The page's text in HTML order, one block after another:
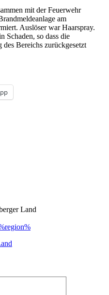
mit der Feuerwehr
am
Auslöser war Haarspray.
Schaden, so dass die
Bereichs zurückgesetzt
Land